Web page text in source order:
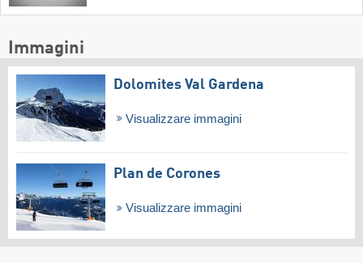
Immagini
Dolomites Val Gardena
Visualizzare immagini
Plan de Corones
Visualizzare immagini